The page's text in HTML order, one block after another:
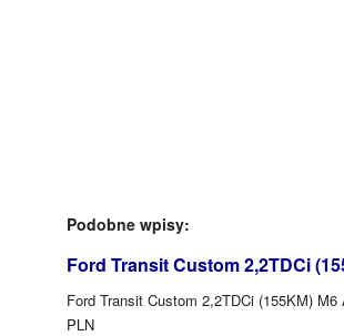
Podobne wpisy:
Ford Transit Custom 2,2TDCi
Ford Transit Custom 2,2TDCi (155KM)
PLN